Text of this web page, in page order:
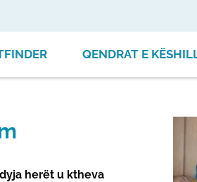
QENDRAT E
herët u ktheva